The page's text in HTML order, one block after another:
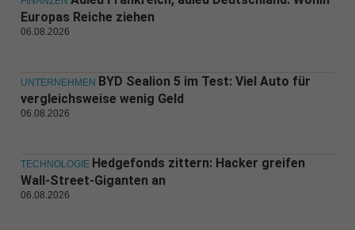
Europas Reiche ziehen
06.08.2026
UNTERNEHMEN BYD Sealion 5 im Test: Viel Auto für
vergleichsweise wenig Geld
06.08.2026
TECHNOLOGIE Hedgefonds zittern: Hacker greifen
Wall-Street-Giganten an
06.08.2026